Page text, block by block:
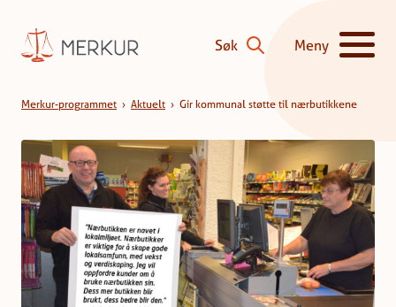
Søk
Meny
Vis/skjul
Merkur-programmet › Aktuelt › Gir kommunal støtte til nærbutikkene